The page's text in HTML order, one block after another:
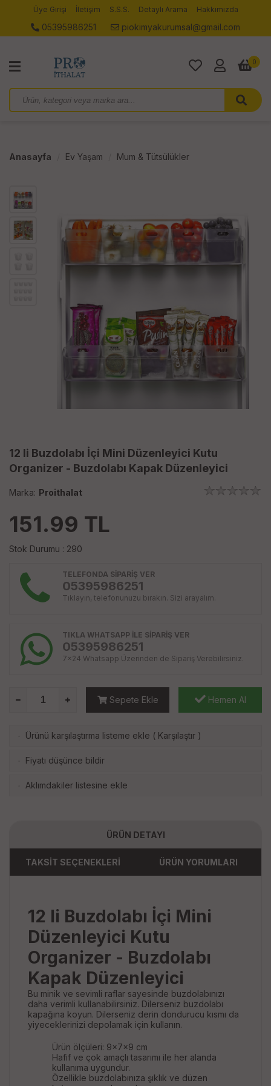
Üye Girişi İletişim S.S.S. Detaylı Arama Hakkımızda
05395986251 piokimyakurumsal@gmail.com
0
Anasayfa Ev Yaşam Mum & Tütsülükler
12 li Buzdolabı İçi Mini Düzenleyici Kutu
Organizer - Buzdolabı Kapak Düzenleyici
Marka: Proithalat
151.99 TL
Stok Durumu : 290
TELEFONDA SİPARİŞ VER
05395986251
Tıklayın, telefonunuzu bırakın. Sizi arayalım.
TIKLA WHATSAPP İLE SİPARİŞ VER
05395986251
7x24 Whatsapp Üzerinden de Sipariş Verebilirsiniz.
Sepete Ekle Hemen Al
· Ürünü karşılaştırma listeme ekle ( Karşılaştır )
· Fiyatı düşünce bildir
· Aklımdakiler listesine ekle
ÜRÜN DETAYI
TAKSİT SEÇENEKLERİ ÜRÜN YORUMLARI
12 li Buzdolabı İçi Mini
Düzenleyici Kutu
Organizer - Buzdolabı
Kapak Düzenleyici
Bu minik ve sevimli raflar sayesinde buzdolabınızı
daha verimli kullanabilirsiniz. Dilerseniz buzdolabı
kapağına koyun. Dilerseniz derin dondurucu kısmı da
yiyeceklerinizi depolamak için kullanın.
Ürün ölçüleri: 9x7x9 cm
Hafif ve çok amaçlı tasarımı ile her alanda
kullanıma uygundur.
Özellikle buzdolabınıza şıklık ve düzen